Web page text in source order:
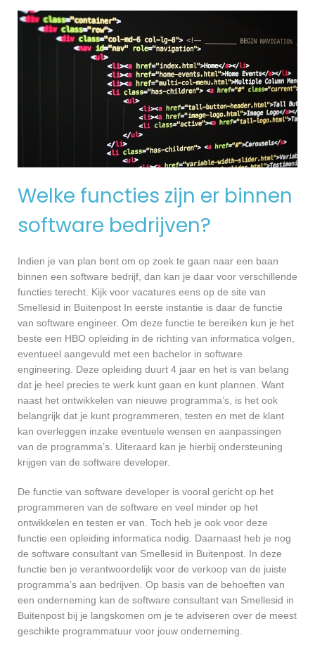
Welke functies zijn er binnen
software bedrijven?
Indien je van plan bent om op zoek te gaan naar een baan
binnen een software bedrijf, dan kan je daar voor verschillende
functies terecht. Kijk voor vacatures eens op de site van
Smellesid in Buitenpost In eerste instantie is daar de functie
van software engineer. Om deze functie te bereiken kun je het
beste een HBO opleiding in de richting van informatica volgen,
eventueel aangevuld met een bachelor in software
engineering. Deze opleiding duurt 4 jaar en het is van belang
dat je heel precies te werk kunt gaan en kunt plannen. Want
naast het ontwikkelen van nieuwe programma’s, is het ook
belangrijk dat je kunt programmeren, testen en met de klant
kan overleggen inzake eventuele wensen en aanpassingen
van de programma’s. Uiteraard kan je hierbij ondersteuning
krijgen van de software developer.
De functie van software developer is vooral gericht op het
programmeren van de software en veel minder op het
ontwikkelen en testen er van. Toch heb je ook voor deze
functie een opleiding informatica nodig. Daarnaast heb je nog
de software consultant van Smellesid in Buitenpost. In deze
functie ben je verantwoordelijk voor de verkoop van de juiste
programma’s aan bedrijven. Op basis van de behoeften van
een onderneming kan de software consultant van Smellesid in
Buitenpost bij je langskomen om je te adviseren over de meest
geschikte programmatuur voor jouw onderneming.